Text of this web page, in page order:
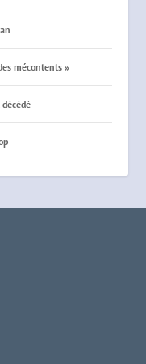
mécontents »